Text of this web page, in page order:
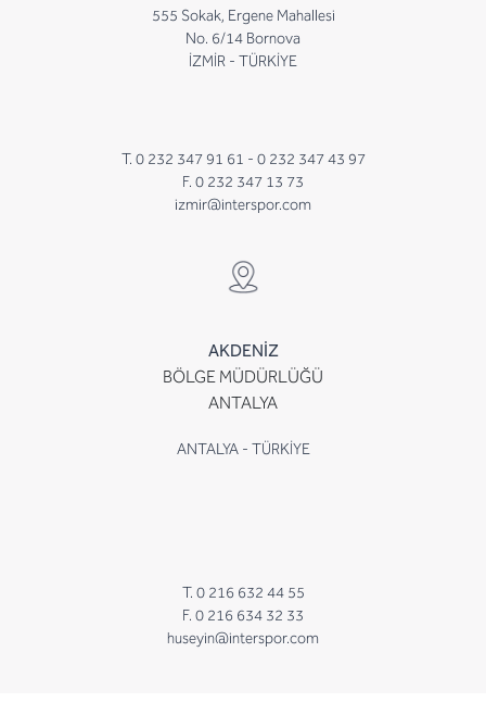
555 Sokak, Ergene Mahallesi
No. 6/14 Bornova
İZMİR - TÜRKİYE
T. 0 232 347 91 61 - 0 232 347 43 97
F. 0 232 347 13 73
izmir@interspor.com
AKDENİZ
BÖLGE MÜDÜRLÜĞÜ
ANTALYA
ANTALYA - TÜRKİYE
T. 0 216 632 44 55
F. 0 216 634 32 33
huseyin@interspor.com